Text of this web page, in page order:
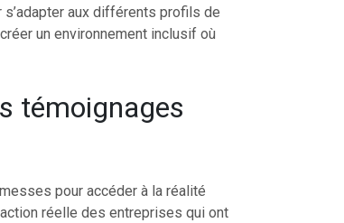
aux différents profils de
un environnement inclusif où
témoignages
pour accéder à la réalité
réelle des entreprises qui ont